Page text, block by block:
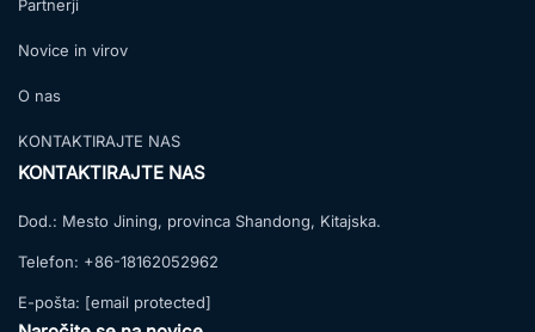
Partnerji
Novice in virov
O nas
KONTAKTIRAJTE NAS
KONTAKTIRAJTE NAS
Dod.: Mesto Jining, provinca Shandong, Kitajska.
Telefon: +86-18162052962
E-pošta: [email protected]